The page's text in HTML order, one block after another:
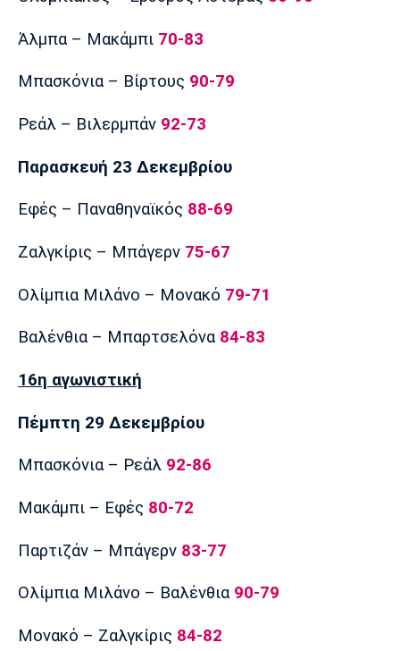
Άλμπα – Μακάμπι 70-83
Μπασκόνια – Βίρτους 90-79
Ρεάλ – Βιλερμπάν 92-73
Παρασκευή 23 Δεκεμβρίου
Εφές – Παναθηναϊκός 88-69
Ζαλγκίρις – Μπάγερν 75-67
Ολίμπια Μιλάνο – Μονακό 79-71
Βαλένθια – Μπαρτσελόνα 84-83
16η αγωνιστική
Πέμπτη 29 Δεκεμβρίου
Μπασκόνια – Ρεάλ 92-86
Μακάμπι – Εφές 80-72
Παρτιζάν – Μπάγερν 83-77
Ολίμπια Μιλάνο – Βαλένθια 90-79
Μονακό – Ζαλγκίρις 84-82